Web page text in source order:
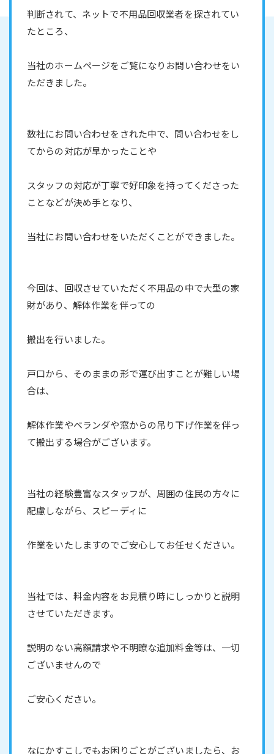
判断されて、ネットで不用品回収業者を探されてい
たところ、
当社のホームページをご覧になりお問い合わせをい
ただきました。
数社にお問い合わせをされた中で、問い合わせをし
てからの対応が早かったことや
スタッフの対応が丁寧で好印象を持ってくださった
ことなどが決め手となり、
当社にお問い合わせをいただくことができました。
今回は、回収させていただく不用品の中で大型の家
財があり、解体作業を伴っての
搬出を行いました。
戸口から、そのままの形で運び出すことが難しい場
合は、
解体作業やベランダや窓からの吊り下げ作業を伴っ
て搬出する場合がございます。
当社の経験豊富なスタッフが、周囲の住民の方々に
配慮しながら、スピーディに
作業をいたしますのでご安心してお任せください。
当社では、料金内容をお見積り時にしっかりと説明
させていただきます。
説明のない高額請求や不明瞭な追加料金等は、一切
ございませんので
ご安心ください。
なにかすこしでもお困りごとがございましたら、お